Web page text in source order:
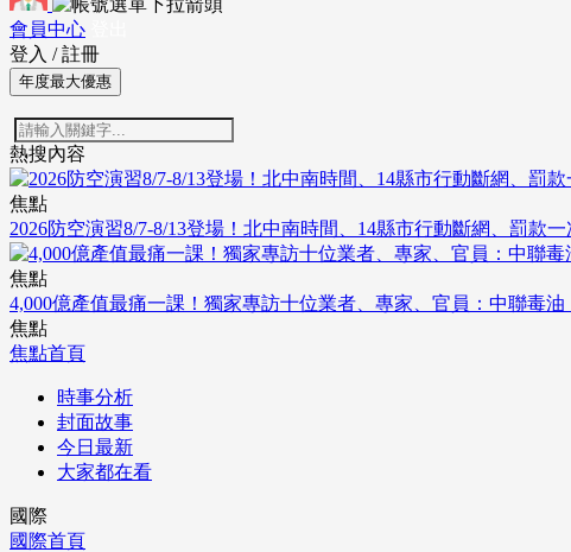
會員中心
登入 / 註冊
年度最大優惠
熱搜內容
焦點
2026防空演習8/7-8/13登場！北中南時間、14縣市行動斷網、罰款一
焦點
4,000億產值最痛一課！獨家專訪十位業者、專家、官員：中聯毒油
焦點
焦點首頁
時事分析
封面故事
今日最新
大家都在看
國際
國際首頁